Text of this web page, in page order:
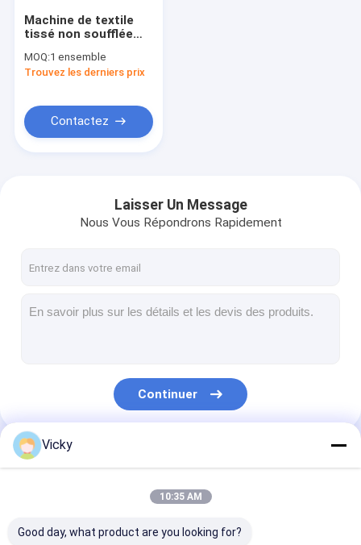
Maison
Machine de textile
tissé non soufflée
tuyauterie de fonte
et le filtre chauds de
MOQ:1 ensemble
Trouvez les derniers prix
Contactez
Laisser Un Message
Nous Vous Répondrons Rapidement
Continuer
Nos Catégories
Vicky
10:35 AM
Good day, what product are you looking for?